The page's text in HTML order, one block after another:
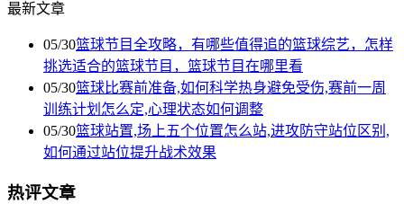
最新文章
05/30篮球节目全攻略，有哪些值得追的篮球综艺，怎样
挑选适合的篮球节目，篮球节目在哪里看
05/30篮球比赛前准备,如何科学热身避免受伤,赛前一周
训练计划怎么定,心理状态如何调整
05/30篮球站置,场上五个位置怎么站,进攻防守站位区别,
如何通过站位提升战术效果
热评文章